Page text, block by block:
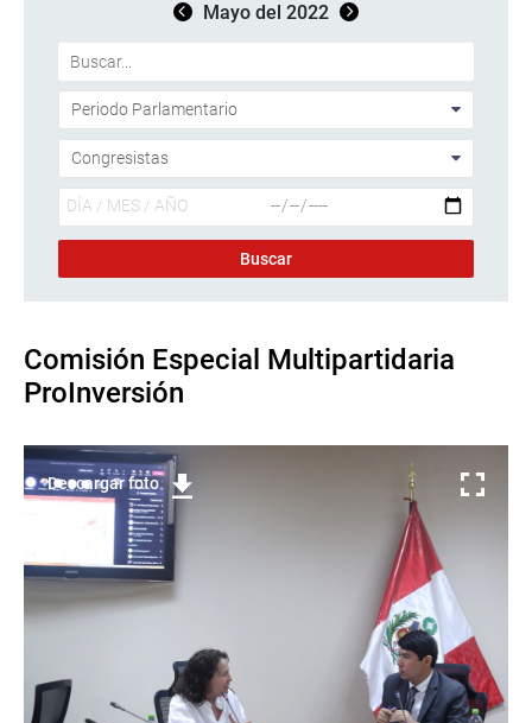
Mayo del 2022
Comisión Especial Multipartidaria
ProInversión
Descargar foto